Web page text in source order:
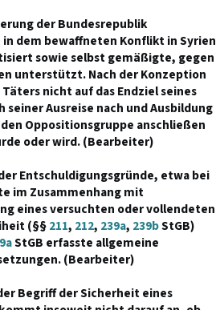
der Bundesrepublik
in dem bewaffneten Konflikt in Syrien
sowie selbst gemäßigte, gegen
unterstützt. Nach der Konzeption
nicht auf das Endziel seines
Ausreise nach und Ausbildung
Oppositionsgruppe anschließen
oder wird. (Bearbeiter)
Entschuldigungsgründe, etwa bei
im Zusammenhang mit
eines versuchten oder vollendeten
(§§211, 212, 239a, 239bStGB)
StGB erfasste allgemeine
(Bearbeiter)
Begriff der Sicherheit eines